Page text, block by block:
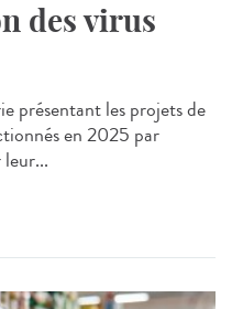
des virus
présentant les projets de
en 2025 par